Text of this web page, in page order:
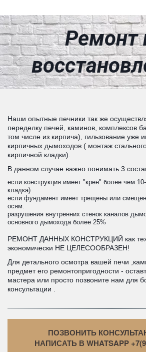
Ремонт
Наши опытные печники так же
переделку печей, каминов, комплексов
том числе из кирпича), гильзование уже
кирпичных дымоходов ( монтаж
кирпичной кладки).
В данном случае важно понимать 3
если конструкция имеет "крен" более чем
кладка)
если фундамент имеет трещены или
осям.
разрушения внутренних стенок каналов
основного дымохода более 25%
РЕМОНТ ДАННЫХ КОНСТРУКЦИЙ как
экономически НЕ ЦЕЛЕСООБРАЗЕН!
Для детального осмотра вашей печи
предмет его ремонтопригодности -
мастера или просто позвоните нам для
консультации .
ПОЗВОНИТЬ
НАПИСАТЬ В WHATSAPP